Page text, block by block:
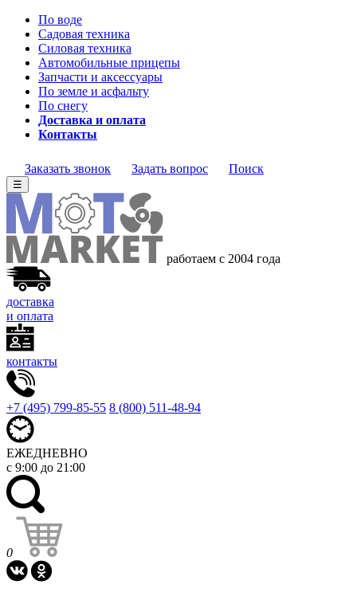
По воде
Садовая техника
Силовая техника
Автомобильные прицепы
Запчасти и аксессуары
По земле и асфальту
По снегу
Доставка и оплата
Контакты
Заказать звонок Задать вопрос Поиск
☰
работаем с 2004 года
доставка
и оплата
контакты
+7 (495) 799-85-55 8 (800) 511-48-94
ЕЖЕДНЕВНО
с 9:00 до 21:00
0